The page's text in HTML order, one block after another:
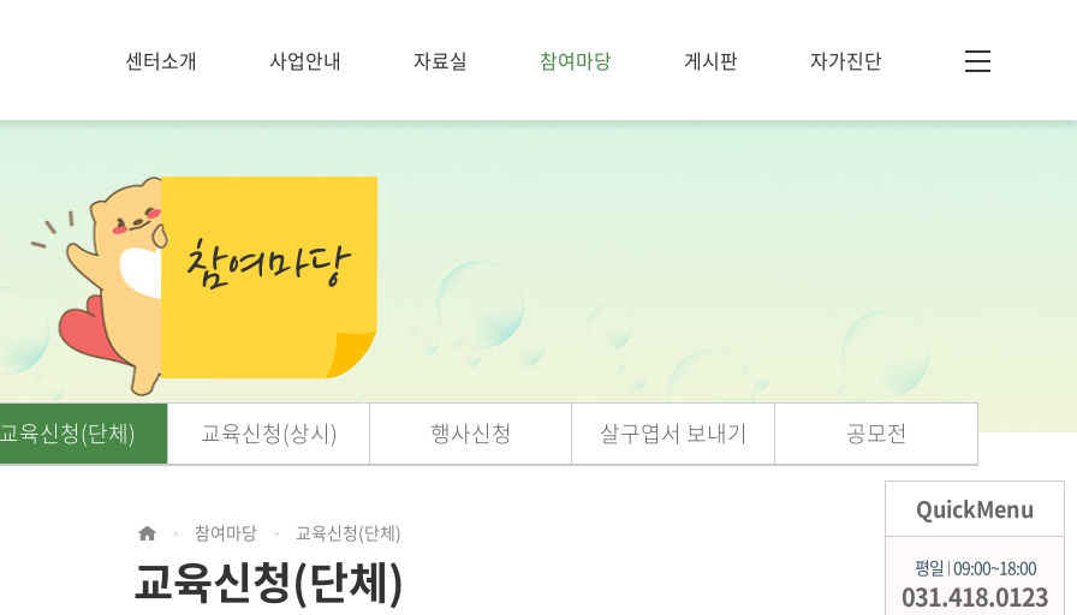
센터소개 사업안내 자료실 참여마당 게시판 자가진단
육신청(단체) 교육신청(상시) 행사신청 살구엽서 보내기 공모전
> 참여마당 > 교육신청(단체)
교육신청(단체)
QuickMenu
평일 | 09:00~18:00
031.418.0123